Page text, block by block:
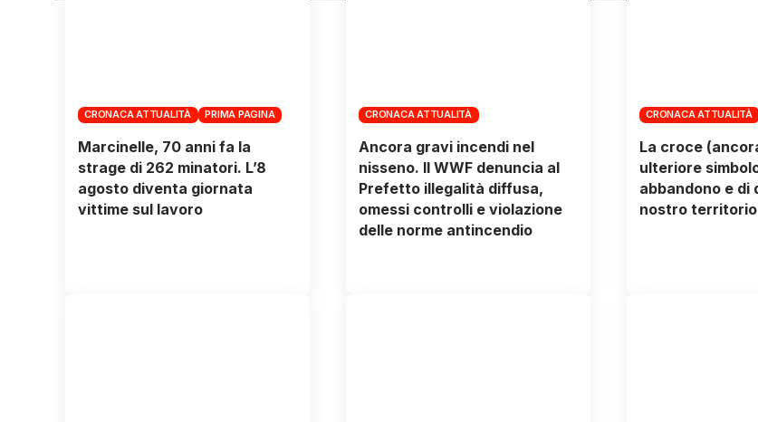
CRONACA ATTUALITÀ PRIMA PAGINA
Marcinelle, 70 anni fa la
strage di 262 minatori. L’8
agosto diventa giornata
vittime sul lavoro
CRONACA ATTUALITÀ
Ancora gravi incendi nel
nisseno. Il WWF denuncia al
Prefetto illegalità diffusa,
omessi controlli e violazione
delle norme antincendio
CRONACA ATTUALITÀ
La croce
ulteriore
abbandono e di
nostro territorio